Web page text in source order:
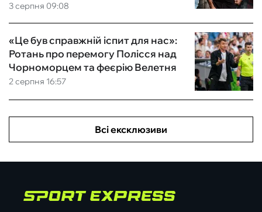
3 серпня 09:08
2 серпня 16:57
«Це був справжній іспит для нас»:
Ротань про перемогу Полісся над
Чорноморцем та феєрію Велетня
Всі ексклюзиви